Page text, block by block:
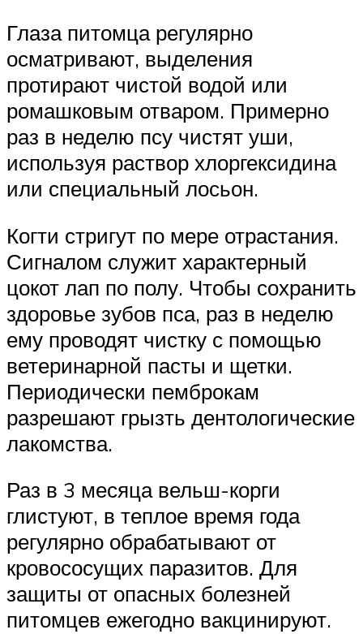
Глаза питомца регулярно
осматривают, выделения
протирают чистой водой или
ромашковым отваром. Примерно
раз в неделю псу чистят уши,
используя раствор хлоргексидина
или специальный лосьон.
Когти стригут по мере отрастания.
Сигналом служит характерный
цокот лап по полу. Чтобы сохранить
здоровье зубов пса, раз в неделю
ему проводят чистку с помощью
ветеринарной пасты и щетки.
Периодически пемброкам
разрешают грызть дентологические
лакомства.
Раз в 3 месяца вельш-корги
глистуют, в теплое время года
регулярно обрабатывают от
кровососущих паразитов. Для
защиты от опасных болезней
питомцев ежегодно вакцинируют.